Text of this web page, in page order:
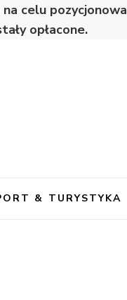
celu
opłacone.
& TURYSTYKA